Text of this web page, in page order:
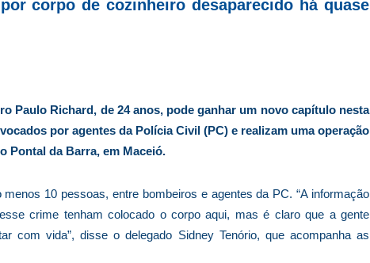
corpo de cozinheiro desaparecido há quase
Paulo Richard, de 24 anos, pode ganhar um novo capítulo nesta
por agentes da Polícia Civil (PC) e realizam uma operação
Pontal da Barra, em Maceió.
10 pessoas, entre bombeiros e agentes da PC. “A informação
crime tenham colocado o corpo aqui, mas é claro que a gente
com vida”, disse o delegado Sidney Tenório, que acompanha as